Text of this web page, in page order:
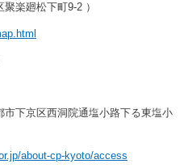
楽廻松下町9-2 ）
下京区西洞院通塩小路下る東塩小
about-cp-kyoto/access